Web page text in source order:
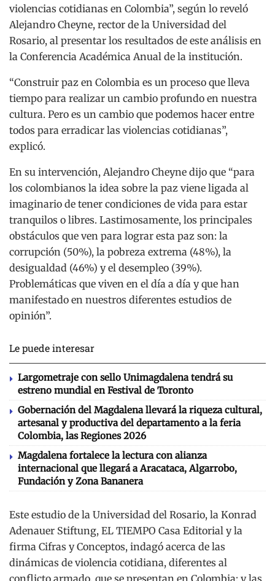
violencias cotidianas en Colombia”, según lo reveló
Alejandro Cheyne, rector de la Universidad del
Rosario, al presentar los resultados de este análisis en
la Conferencia Académica Anual de la institución.
“Construir paz en Colombia es un proceso que lleva
tiempo para realizar un cambio profundo en nuestra
cultura. Pero es un cambio que podemos hacer entre
todos para erradicar las violencias cotidianas”,
explicó.
En su intervención, Alejandro Cheyne dijo que “para
los colombianos la idea sobre la paz viene ligada al
imaginario de tener condiciones de vida para estar
tranquilos o libres. Lastimosamente, los principales
obstáculos que ven para lograr esta paz son: la
corrupción (50%), la pobreza extrema (48%), la
desigualdad (46%) y el desempleo (39%).
Problemáticas que viven en el día a día y que han
manifestado en nuestros diferentes estudios de
opinión”.
Le puede interesar
Largometraje con sello Unimagdalena tendrá su
estreno mundial en Festival de Toronto
Gobernación del Magdalena llevará la riqueza cultural,
artesanal y productiva del departamento a la feria
Colombia, las Regiones 2026
Magdalena fortalece la lectura con alianza
internacional que llegará a Aracataca, Algarrobo,
Fundación y Zona Bananera
Este estudio de la Universidad del Rosario, la Konrad
Adenauer Stiftung, EL TIEMPO Casa Editorial y la
firma Cifras y Conceptos, indagó acerca de las
dinámicas de violencia cotidiana, diferentes al